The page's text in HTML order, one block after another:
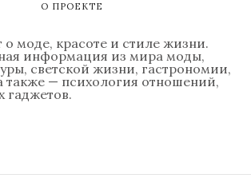
О ПРОЕКТЕ
о моде, красоте и стиле жизни.
информация из мира моды,
светской жизни, гастрономии,
также — психология отношений,
гаджетов.